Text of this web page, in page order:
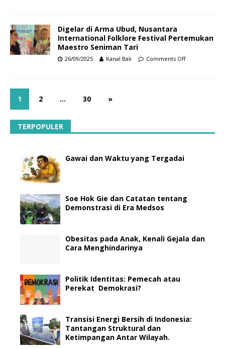
Digelar di Arma Ubud, Nusantara
International Folklore Festival Pertemukan
Maestro Seniman Tari
26/09/2025 Kanal Bali Comments Off
1 2 … 30 »
TERPOPULER
Gawai dan Waktu yang Tergadai
Soe Hok Gie dan Catatan tentang
Demonstrasi di Era Medsos
Obesitas pada Anak, Kenali Gejala dan
Cara Menghindarinya
Politik Identitas: Pemecah atau
Perekat Demokrasi?
Transisi Energi Bersih di Indonesia:
Tantangan Struktural dan
Ketimpangan Antar Wilayah.